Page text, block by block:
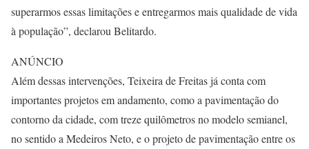
superarmos essas limitações e entregarmos mais qualidade de vida
à população”, declarou Belitardo.
ANÚNCIO
Além dessas intervenções, Teixeira de Freitas já conta com
importantes projetos em andamento, como a pavimentação do
contorno da cidade, com treze quilômetros no modelo semianel,
no sentido a Medeiros Neto, e o projeto de pavimentação entre os